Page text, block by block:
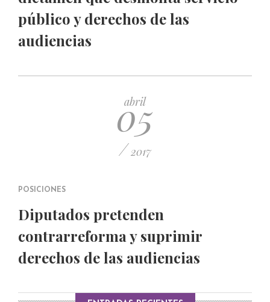
público y derechos de las
audiencias
abril
05
/ 2017
POSICIONES
Diputados pretenden
contrarreforma y suprimir
derechos de las audiencias